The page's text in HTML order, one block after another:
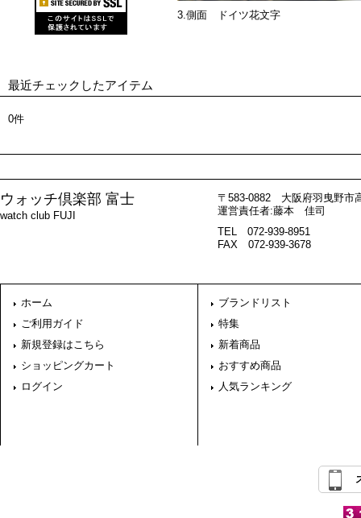
3.側面 ドイツ花文字
最近チェックしたアイテム
0件
〒583-0882 大阪府羽曳野市
運営責任者:藤本 佳司
TEL 072-939-8951
FAX 072-939-3678
ウォッチ倶楽部 富士
watch club FUJI
ホーム
ご利用ガイド
新規登録はこちら
ショッピングカート
ログイン
ブランドリスト
特集
新着商品
おすすめ商品
人気ランキング